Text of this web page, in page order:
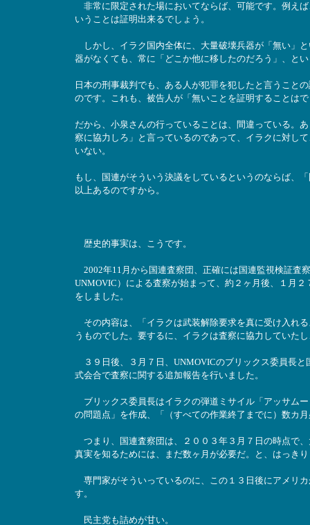
非常に限定された場においてならば、可能です。例え
いうことは証明出来るでしょう。
しかし、イラク国内全体に、大量破壊兵器が「無い」
器がなくても、常に「どこか他に移したのだろう」、と
日本の刑事裁判でも、ある人が犯罪を犯したと言うこと
のです。これも、被告人が「無いことを証明することは
だから、小泉さんの行っていることは、間違っている。
察に協力しろ」と言っているのであって、イラクに対し
いない。
もし、国連がそういう決議をしているというのならば、
以上あるのですから。
歴史的事実は、こうです。
2002年11月から国連査察団、正確には国連監視検証査
UNMOVIC）による査察が始まって、約２ヶ月後、１月
をしました。
その内容は、「イラクは武装解除要求を真に受け入れ
うものでした。要するに、イラクは査察に協力していた
３９日後、３月７日、UNMOVICのブリックス委員長
式会合で査察に関する追加報告を行いました。
ブリックス委員長はイラクの弾道ミサイル「アッサム
の問題点」を作成、「（すべての作業終了までに）数カ
つまり、国連査察団は、２００３年３月７日の時点で
真実を知るためには、まだ数ヶ月が必要だ。と、はっき
専門家がそういっているのに、この１３日後にアメリ
す。
民主党も詰めが甘い。